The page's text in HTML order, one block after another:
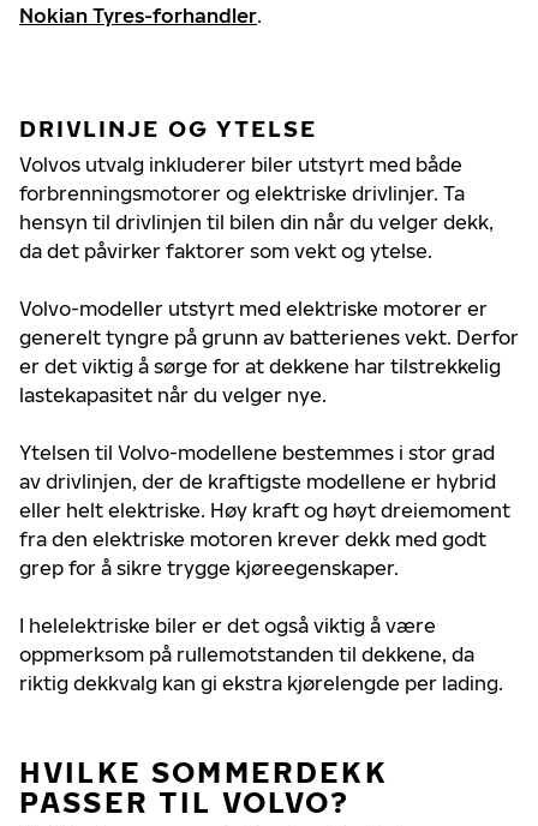
Nokian Tyres-forhandler.
DRIVLINJE OG YTELSE
Volvos utvalg inkluderer biler utstyrt med både
forbrenningsmotorer og elektriske drivlinjer. Ta
hensyn til drivlinjen til bilen din når du velger dekk,
da det påvirker faktorer som vekt og ytelse.
Volvo-modeller utstyrt med elektriske motorer er
generelt tyngre på grunn av batterienes vekt. Derfor
er det viktig å sørge for at dekkene har tilstrekkelig
lastekapasitet når du velger nye.
Ytelsen til Volvo-modellene bestemmes i stor grad
av drivlinjen, der de kraftigste modellene er hybrid
eller helt elektriske. Høy kraft og høyt dreiemoment
fra den elektriske motoren krever dekk med godt
grep for å sikre trygge kjøreegenskaper.
I helelektriske biler er det også viktig å være
oppmerksom på rullemotstanden til dekkene, da
riktig dekkvalg kan gi ekstra kjørelengde per lading.
HVILKE SOMMERDEKK
PASSER TIL VOLVO?